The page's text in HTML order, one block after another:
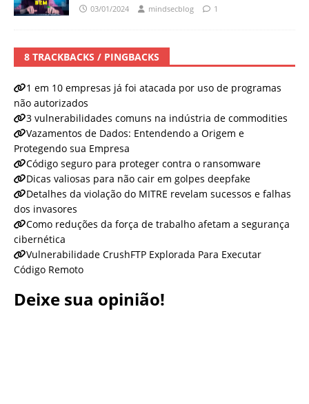
03/01/2024 mindsecblog 1
8 TRACKBACKS / PINGBACKS
1 em 10 empresas já foi atacada por uso de programas
não autorizados
3 vulnerabilidades comuns na indústria de commodities
Vazamentos de Dados: Entendendo a Origem e
Protegendo sua Empresa
Código seguro para proteger contra o ransomware
Dicas valiosas para não cair em golpes deepfake
Detalhes da violação do MITRE revelam sucessos e falhas
dos invasores
Como reduções da força de trabalho afetam a segurança
cibernética
Vulnerabilidade CrushFTP Explorada Para Executar
Código Remoto
Deixe sua opinião!